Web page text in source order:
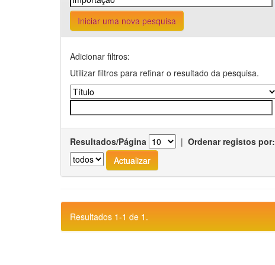
Iniciar uma nova pesquisa
Adicionar filtros:
Utilizar filtros para refinar o resultado da pesquisa.
Resultados/Página | Ordenar registos por:
Resultados 1-1 de 1.